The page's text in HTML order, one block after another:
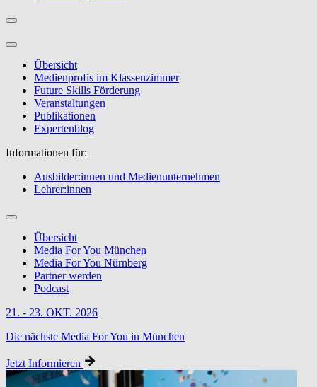
Übersicht
Medienprofis im Klassenzimmer
Future Skills Förderung
Veranstaltungen
Publikationen
Expertenblog
Informationen für:
Ausbilder:innen und Medienunternehmen
Lehrer:innen
Übersicht
Media For You München
Media For You Nürnberg
Partner werden
Podcast
21. - 23. OKT. 2026
Die nächste Media For You in München
Jetzt Informieren